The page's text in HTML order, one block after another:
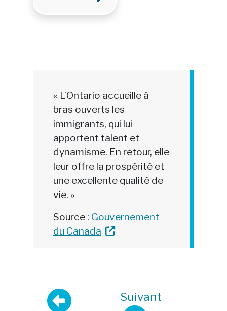
« L’Ontario accueille à
bras ouverts les
immigrants, qui lui
apportent talent et
dynamisme. En retour, elle
leur offre la prospérité et
une excellente qualité de
vie. »
Source : Gouvernement
du Canada
Suivant